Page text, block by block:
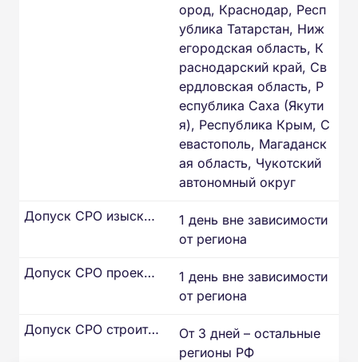
ород, Краснодар, Респ
ублика Татарстан, Ниж
егородская область, К
раснодарский край, Св
ердловская область, Р
еспублика Саха (Якути
я), Республика Крым, С
евастополь, Магаданск
ая область, Чукотский
автономный округ
1 день вне зависимости
от региона
Допуск СРО изыскателей
1 день вне зависимости
от региона
Допуск СРО проектировщиков
От 3 дней – остальные
регионы РФ
Допуск СРО строителей